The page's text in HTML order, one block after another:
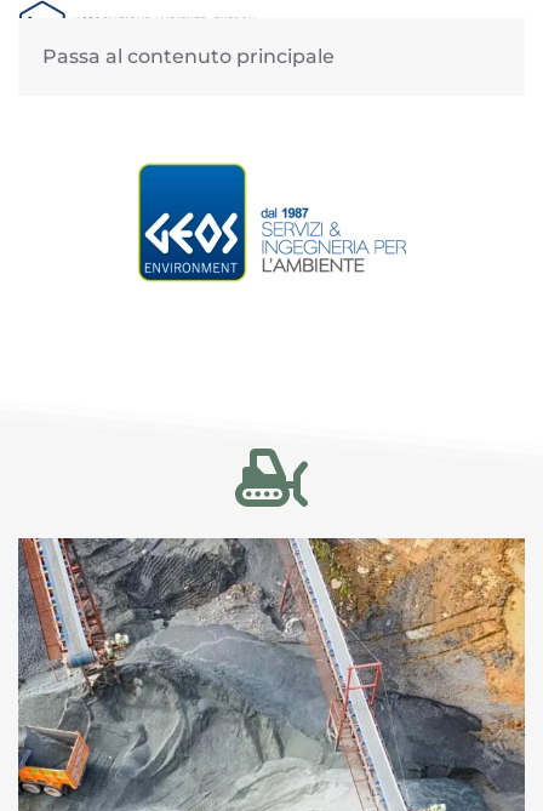
Passa al contenuto principale